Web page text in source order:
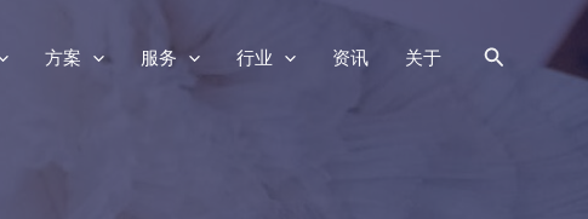
方案 服务 行业 资讯 关于
搜